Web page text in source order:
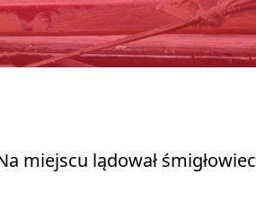
miejscu lądował śmigłowiec